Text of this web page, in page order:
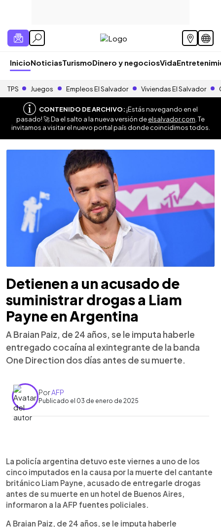
InicioNoticiasTurismoDinero y negociosVida
TPS Juegos Empleos El Salvador Viviendas El Salvador
CONTENIDO DE ARCHIVO:¡Estás navegando en el
pasado! 🚀 Da el salto a la nueva versión deelsalvador.com . Te
invitamos a visitar el nuevo portal país donde coincidimos todos.
Detienen a un acusado de
suministrar drogas a Liam
Payne en Argentina
A Braian Paiz, de 24 años, se le imputa haberle
entregado cocaína al exintegrante de la banda
One Direction dos días antes de su muerte.
PorAFP
Publicado el 03 de enero de 2025
► Escuchar artículo
La policía argentina detuvo este viernes a uno de los
cinco imputados en la causa por la muerte del cantante
británico Liam Payne, acusado de entregarle drogas
antes de su muerte en un hotel de Buenos Aires,
informaron a la AFP fuentes policiales.
A Braian Paiz, de 24 años, se le imputa haberle